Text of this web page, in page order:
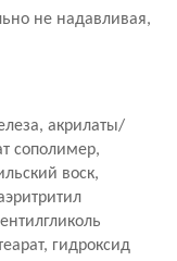
не надавливая,
акрилаты/
сополимер,
воск,
гидроксид